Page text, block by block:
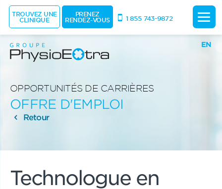
EN
OPPORTUNITÉS DE CARRIÈRES
OFFRE D'EMPLOI
Retour
Technologue en
TROUVEZ UNE
CLINIQUE
PRENEZ
RENDEZ-VOUS 1 855 743-9872